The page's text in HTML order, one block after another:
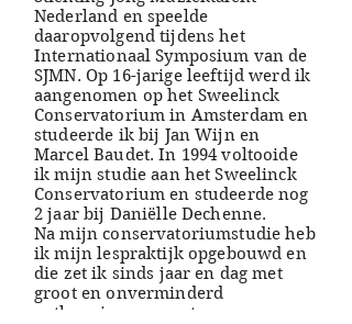
Nederland en speelde
daaropvolgend tijdens het
Internationaal Symposium van de
SJMN. Op 16-jarige leeftijd werd ik
aangenomen op het Sweelinck
Conservatorium in Amsterdam en
studeerde ik bij Jan Wijn en
Marcel Baudet. In 1994 voltooide
ik mijn studie aan het Sweelinck
Conservatorium en studeerde nog
2 jaar bij Daniëlle Dechenne.
Na mijn conservatoriumstudie heb
ik mijn lespraktijk opgebouwd en
die zet ik sinds jaar en dag met
groot en onverminderd
enthousiasme voort.